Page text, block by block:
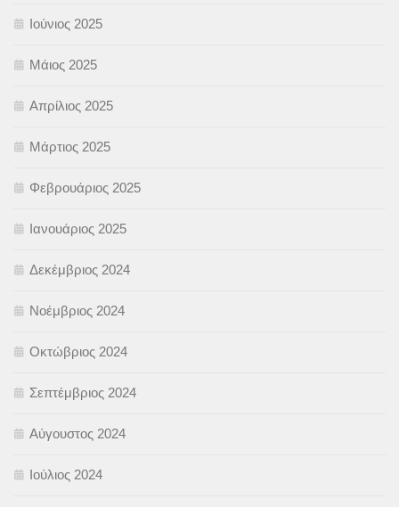
Ιούνιος 2025
Μάιος 2025
Απρίλιος 2025
Μάρτιος 2025
Φεβρουάριος 2025
Ιανουάριος 2025
Δεκέμβριος 2024
Νοέμβριος 2024
Οκτώβριος 2024
Σεπτέμβριος 2024
Αύγουστος 2024
Ιούλιος 2024